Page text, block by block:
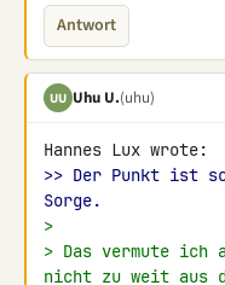
Antwort
UU Uhu U.(uhu)
>> Der Punkt ist
Sorge.
>
> Das vermute
nicht zu weit aus